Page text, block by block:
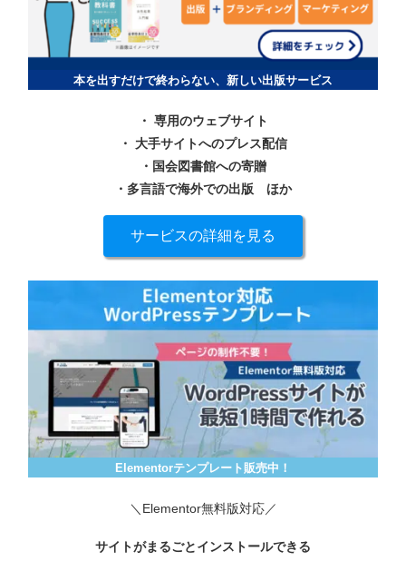
本を出すだけで終わらない、新しい出版サービス
・ 専用のウェブサイト
・ 大手サイトへのプレス配信
・国会図書館への寄贈
・多言語で海外での出版 ほか
サービスの詳細を見る
Elementorテンプレート販売中！
＼Elementor無料版対応／
サイトがまるごとインストールできる